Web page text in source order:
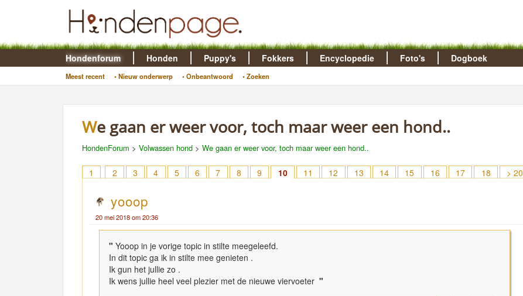
Hondenforum
Meest recent • Nieuw onderwerp • Onbeantwoord • Zoeken
Honden Puppy's Fokkers Encyclopedie Foto's Dogboek
We gaan er weer voor, toch maar weer een hond..
HondenForum > Volwassen hond > We gaan er weer voor, toch maar weer een hond..
1 2 3 4 5 6 7 8 9 10 11 12 13 14 15 16 17 18 > 20
yooop
20 mei 2018 om 20:36
" Yooop in je vorige topic in stilte meegeleefd.
In dit topic ga ik in stilte mee genieten .
Ik gun het jullie zo .
Ik wens jullie heel veel plezier met de nieuwe viervoeter "